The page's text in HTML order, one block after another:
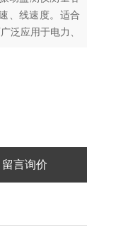
、线速度。适合
泛应用于电力、
留言询价